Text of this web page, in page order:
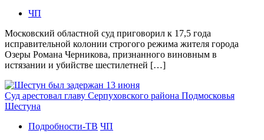
ЧП
Московский областной суд приговорил к 17,5 года
исправительной колонии строгого режима жителя города
Озеры Романа Черникова, признанного виновным в
истязании и убийстве шестилетней […]
Суд арестовал главу Серпуховского района Подмосковья
Шестуна
Подробности-ТВ ЧП